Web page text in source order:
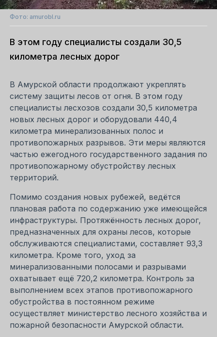
Фото: amurobl.ru
В этом году специалисты создали 30,5
километра лесных дорог
В Амурской области продолжают укреплять
систему защиты лесов от огня. В этом году
специалисты лесхозов создали 30,5 километра
новых лесных дорог и оборудовали 440,4
километра минерализованных полос и
противопожарных разрывов. Эти меры являются
частью ежегодного государственного задания по
противопожарному обустройству лесных
территорий.
Помимо создания новых рубежей, ведётся
плановая работа по содержанию уже имеющейся
инфраструктуры. Протяжённость лесных дорог,
предназначенных для охраны лесов, которые
обслуживаются специалистами, составляет 93,3
километра. Кроме того, уход за
минерализованными полосами и разрывами
охватывает ещё 720,2 километра. Контроль за
выполнением всех этапов противопожарного
обустройства в постоянном режиме
осуществляет министерство лесного хозяйства и
пожарной безопасности Амурской области.